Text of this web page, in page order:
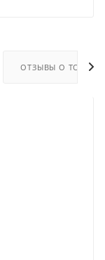
ОТЗЫВЫ О ТОВАРЕ